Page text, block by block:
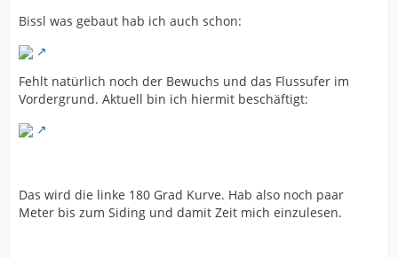
Bissl was gebaut hab ich auch schon:
Fehlt natürlich noch der Bewuchs und das Flussufer im
Vordergrund. Aktuell bin ich hiermit beschäftigt:
Das wird die linke 180 Grad Kurve. Hab also noch paar
Meter bis zum Siding und damit Zeit mich einzulesen.